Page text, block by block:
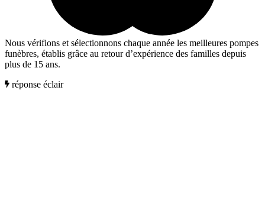
Nous vérifions et sélectionnons chaque année les meilleures pompes
funèbres, établis grâce au retour d’expérience des familles depuis
plus de 15 ans.
réponse éclair